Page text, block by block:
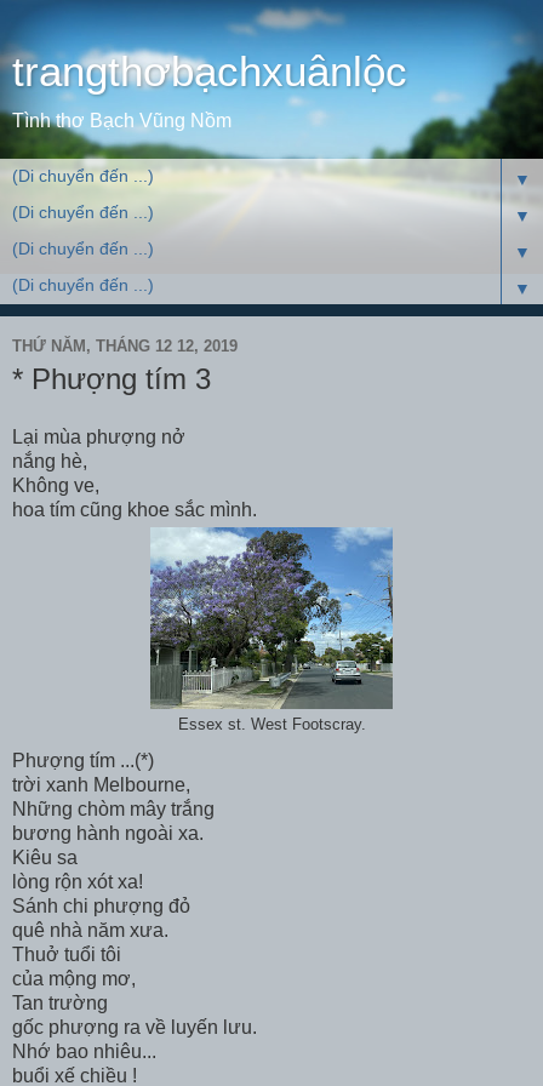
trangthơbạchxuânlộc
Tình thơ Bạch Vũng Nồm
▼
▼
▼
▼
THỨ NĂM, THÁNG 12 12, 2019
* Phượng tím 3
Lại mùa phượng nở
nắng hè,
Không ve,
hoa tím cũng khoe sắc mình.
Essex st. West Footscray.
Phượng tím ...(*)
trời xanh Melbourne,
Những chòm mây trắng
bương hành ngoài xa.
Kiêu sa
lòng rộn xót xa!
Sánh chi phượng đỏ
quê nhà năm xưa.
Thuở tuổi tôi
của mộng mơ,
Tan trường
gốc phượng ra về luyến lưu.
Nhớ bao nhiêu...
buổi xế chiều !